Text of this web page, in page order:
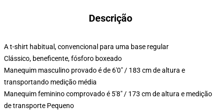
Descrição
A t-shirt habitual, convencional para uma base regular
Clássico, beneficente, fósforo boxeado
Manequim masculino provado é de 6'0" / 183 cm de altura e
transportando medição média
Manequim feminino comprovado é 5'8" / 173 cm de altura e medição
de transporte Pequeno